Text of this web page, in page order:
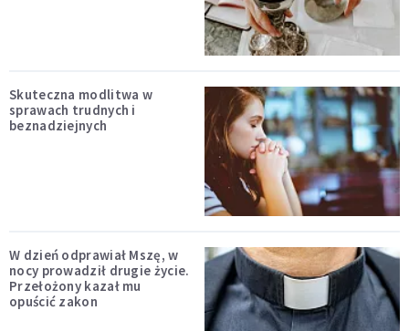
Skuteczna modlitwa w
sprawach trudnych i
beznadziejnych
W dzień odprawiał Mszę, w
nocy prowadził drugie życie.
Przełożony kazał mu
opuścić zakon